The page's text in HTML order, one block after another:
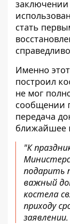
заключении
стать
Именно
построил
не мог
сообщении
передача
ближайшее
"К
подарить
важный
костела
приходу
заявлении.